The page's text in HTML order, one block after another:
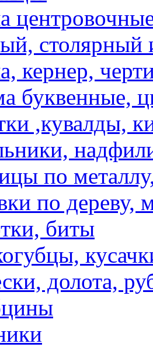
столярный
кернер,
буквенные,
,кувалды,
по
по дереву,
биты
долота,